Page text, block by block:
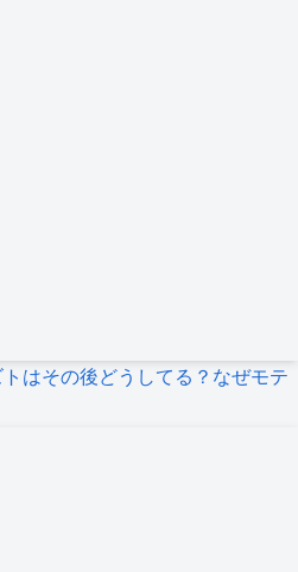
はその後どうしてる？なぜモテ